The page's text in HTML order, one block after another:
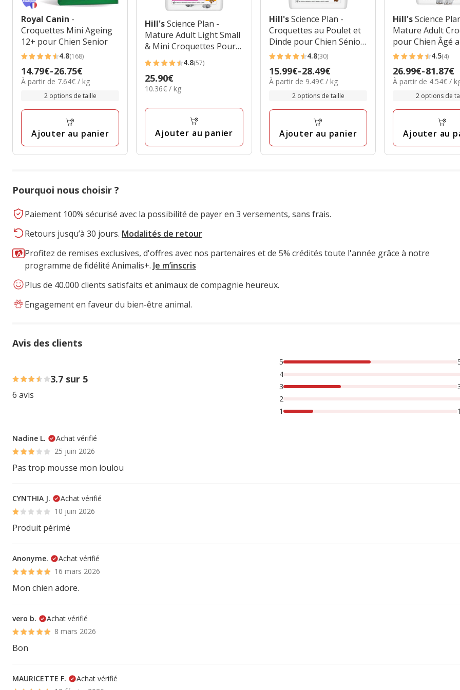
Royal Canin -
Croquettes Mini Ageing
12+ pour Chien Senior
4.8
étoiles
avec
avis
4.8(168)
Prix
de
14.79€
à
14.79€-26.75€
7.64€
À partir de 7.64€ / kg
2 options de taille
Ajouter au panier
Hill'sScience Plan -
Mature Adult Light Small
& Mini Croquettes Pour
Petit Chien Agé Poulet -
2,5kg
4.8
étoiles
avec
57
4.8(57)
Prix
25.90€
25.90€
10.36€
Kg
10.36€ / kg
Ajouter au panier
Hill'sScience Plan -
Croquettes au Poulet et
Dinde pour Chien Sénior
de Petite Race
4.8
étoiles
avec
avis
4.8(30)
Prix
de
15.99€
à
15.99€-28.49€
9.49€
À partir de 9.49€ / kg
2 options de taille
Ajouter au panier
Hill'sScience
Mature Adult
pour Chien Âgé
Poulet
4.5
étoiles
avec
avis
4.5(4)
Prix
de
26.99€
à
26.99€-81.87€
4.54€
À partir de 4.54€ /
2 options de
Ajouter au
Pourquoi nous choisir ?
Paiement 100% sécurisé avec la possibilité de payer en 3 versements, sans frais.
Retours jusqu’à 30 jours. Modalités de retour
Profitez de remises exclusives, d'offres avec nos partenaires et de 5% crédités toute l'année grâce à notre
programme de fidélité Animalis+. Je m’inscris
Plus de 40.000 clients satisfaits et animaux de compagnie heureux.
Engagement en faveur du bien-être animal.
Avis des clients
3.7 sur 5
6 avis
50% des personnes lont noté avec {1} étoiles, 33% des personnes lont noté avec {1} étoiles, 17% des personnes
5
4
3
2
1
Nadine L.
Achat vérifié
25 juin 2026
Pas trop mousse mon loulou
CYNTHIA J.
Achat vérifié
10 juin 2026
Produit périmé
Anonyme.
Achat vérifié
16 mars 2026
Mon chien adore.
vero b.
Achat vérifié
8 mars 2026
Bon
MAURICETTE F.
Achat vérifié